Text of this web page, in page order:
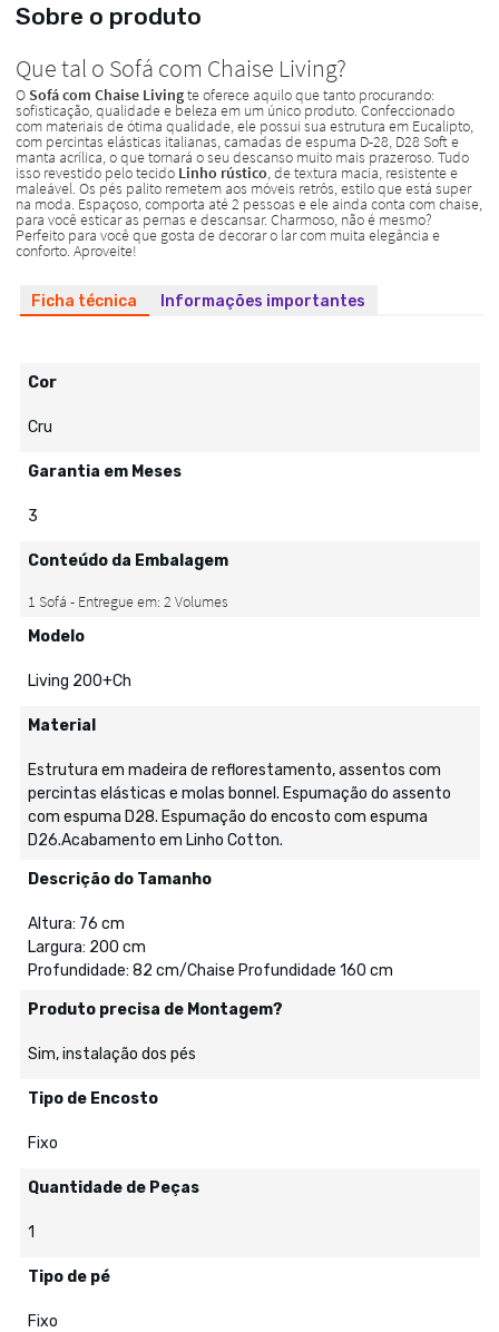
Sobre o produto
Ficha técnica Informações importantes
Cor
Cru
Garantia em Meses
3
Conteúdo da Embalagem
Modelo
Living 200+Ch
Material
Estrutura em madeira de reflorestamento, assentos com
percintas elásticas e molas bonnel. Espumação do assento
com espuma D28. Espumação do encosto com espuma
D26.Acabamento em Linho Cotton.
Descrição do Tamanho
Altura: 76 cm
Largura: 200 cm
Profundidade: 82 cm/Chaise Profundidade 160 cm
Produto precisa de Montagem?
Sim, instalação dos pés
Tipo de Encosto
Fixo
Quantidade de Peças
1
Tipo de pé
Fixo